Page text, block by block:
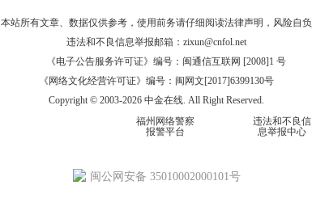
本站所有文章、数据仅供参考，使用前务请仔细阅读法律声明 ，风险自负
违法和不良信息举报邮箱： zixun@cnfol.net
《电子公告服务许可证》编号：闽通信互联网 [2008]1 号
《网络文化经营许可证》编号：闽网文[2017]6399130号
Copyright © 2003-2026 中金在线. All Right Reserved.
福州网络警察
报警平台
违法和不良信
息举报中心
闽公网安备 35010002000101号